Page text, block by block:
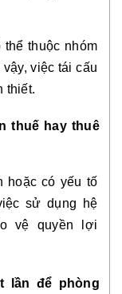
thuộc nhóm
việc tái cấu
thiết.
thuế hay thuê
hoặc có yếu tố
sử dụng hệ
vệ quyền lợi
lần để phòng